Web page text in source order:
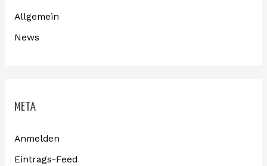
Allgemein
News
META
Anmelden
Eintrags-Feed